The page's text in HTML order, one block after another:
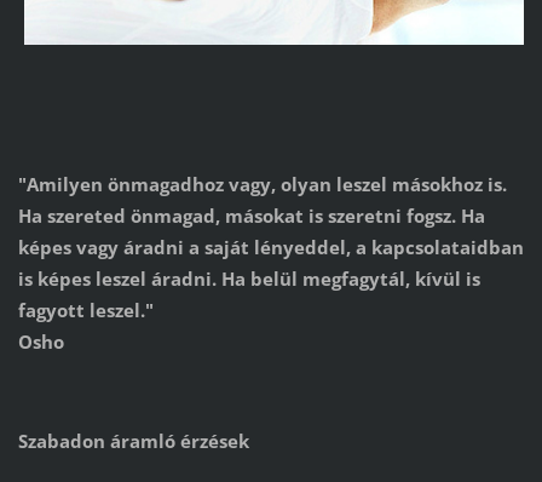
"Amilyen önmagadhoz vagy, olyan leszel másokhoz is.
Ha szereted önmagad, másokat is szeretni fogsz. Ha
képes vagy áradni a saját lényeddel, a kapcsolataidban
is képes leszel áradni. Ha belül megfagytál, kívül is
fagyott leszel."
Osho
Szabadon áramló érzések